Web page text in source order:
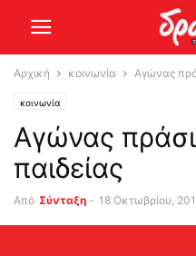
Αρχική κοινωνία Αγώνας
κοινωνία
Αγώνας
παιδείας
Από Σύνταξη - 18 Οκτωβρίου,